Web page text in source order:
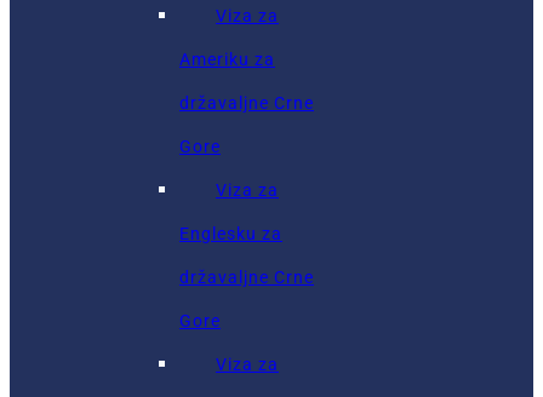
Viza za
Ameriku za
državaljne Crne
Gore
Viza za
Englesku za
državaljne Crne
Gore
Viza za